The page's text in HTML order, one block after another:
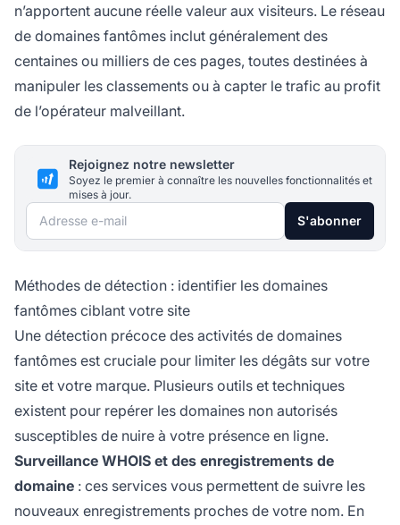
n’apportent aucune réelle valeur aux visiteurs. Le réseau
de domaines fantômes inclut généralement des
centaines ou milliers de ces pages, toutes destinées à
manipuler les classements ou à capter le trafic au profit
de l’opérateur malveillant.
Rejoignez notre newsletter
Soyez le premier à connaître les nouvelles fonctionnalités et
mises à jour.
Adresse e-mail S'abonner
Méthodes de détection : identifier les domaines
fantômes ciblant votre site
Une détection précoce des activités de domaines
fantômes est cruciale pour limiter les dégâts sur votre
site et votre marque. Plusieurs outils et techniques
existent pour repérer les domaines non autorisés
susceptibles de nuire à votre présence en ligne.
Surveillance WHOIS et des enregistrements de
domaine : ces services vous permettent de suivre les
nouveaux enregistrements proches de votre nom. En